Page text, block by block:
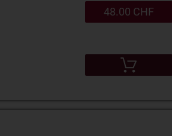
48.00 CHF